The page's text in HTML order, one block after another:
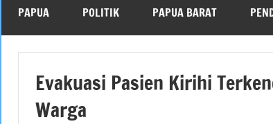
PAPUA POLITIK PAPUA BARAT
Evakuasi Pasien Kirihi
Warga